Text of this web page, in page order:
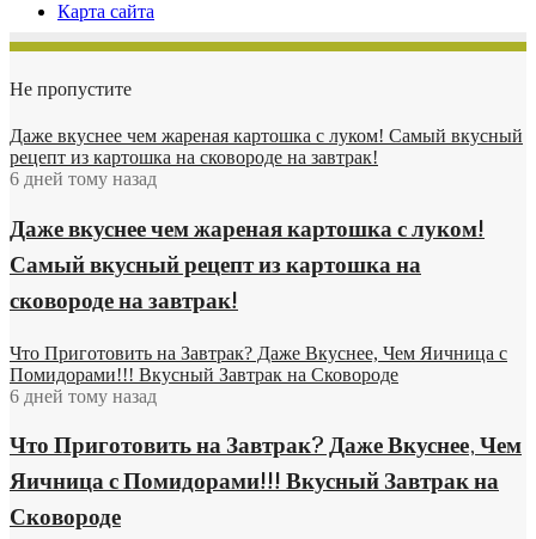
Карта сайта
Не пропустите
Даже вкуснее чем жареная картошка с луком! Самый вкусный
рецепт из картошка на сковороде на завтрак!
6 дней тому назад
Даже вкуснее чем жареная картошка с луком!
Самый вкусный рецепт из картошка на
сковороде на завтрак!
Что Приготовить на Завтрак? Даже Вкуснее, Чем Яичница с
Помидорами!!! Вкусный Завтрак на Сковороде
6 дней тому назад
Что Приготовить на Завтрак? Даже Вкуснее, Чем
Яичница с Помидорами!!! Вкусный Завтрак на
Сковороде